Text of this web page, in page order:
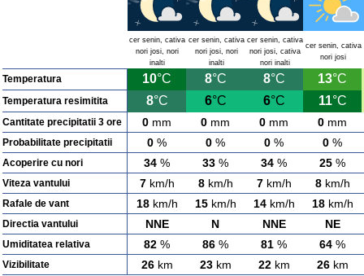
cer senin, cativa
nori josi, nori
inalti
cer senin, cativa
nori josi, nori
inalti
cer senin, cativa
nori josi, cativa
nori inalti
cer senin, cativa
nori josi
Temperatura 10°C 8°C 8°C 13°C
Temperatura resimitita 8°C 6°C 6°C 11°C
Cantitate precipitatii 3 ore 0 mm 0 mm 0 mm 0 mm
Probabilitate precipitatii 0 % 0 % 0 % 0 %
Acoperire cu nori 34 % 33 % 34 % 25 %
Viteza vantului 7km/h 8km/h 7km/h 8km/h
Rafale de vant 18km/h 15km/h 14km/h 18km/h
Directia vantului NNE N NNE NE
Umiditatea relativa 82 % 86 % 81 % 64 %
Vizibilitate 26km 23km 22km 26km